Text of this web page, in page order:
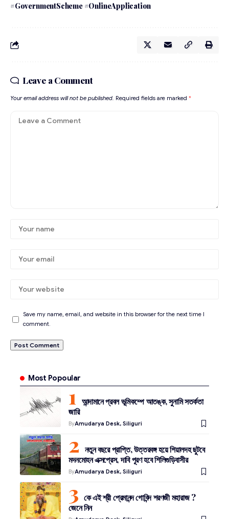
#GovernmentScheme #OnlineApplication
Leave a Comment
Your email address will not be published. Required fields are marked *
Save my name, email, and website in this browser for the next time I
comment.
Most Popoular
আন্দামানে প্রবল ভূমিকম্পে আতঙ্ক, সুনামি সতর্কতা
জারি
ByAmudarya Desk, Siliguri
নতুন বছরে প্রাপ্তি, উত্তরবঙ্গ হয়ে শিয়ালদহ ছুটবে
মদনমোহন এক্সপ্রেস, দাবি পূরণ হবে শিলিগুড়িবাসীর
ByAmudarya Desk, Siliguri
কে এই শ্রী প্রেমানন্দ গোবিন্দ শরণজী মহারাজ ?
জেনে নিন